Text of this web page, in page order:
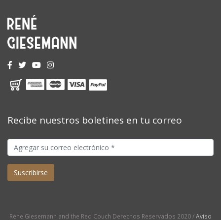
Recibe nuestros boletines en tu correo
Rene Giesemann and the Red Couch Derechos Reservados 2020 /Aviso